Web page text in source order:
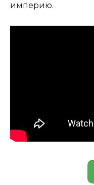
империю.